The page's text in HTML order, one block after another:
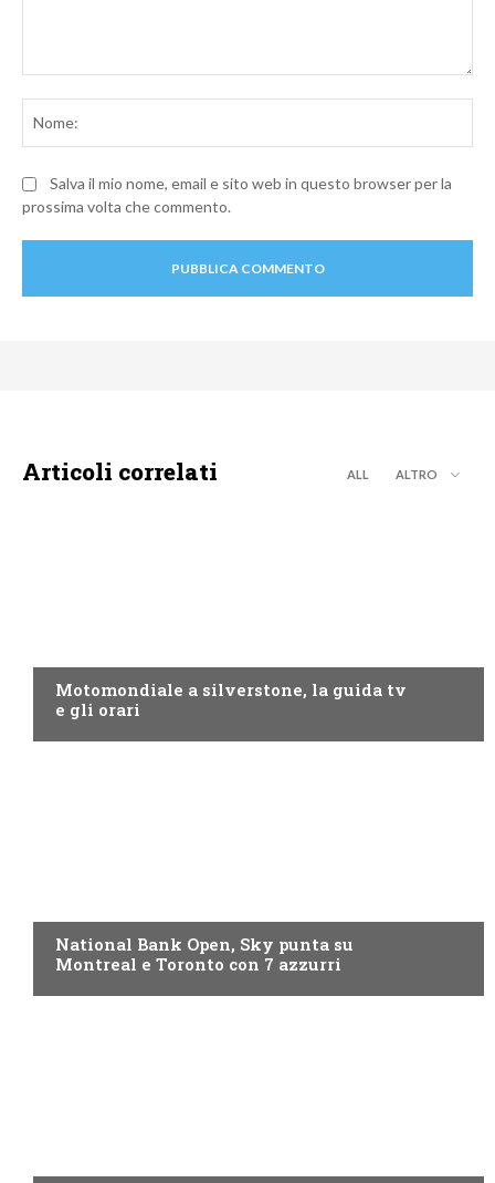
Salva il mio nome, email e sito web in questo browser per la
prossima volta che commento.
Articoli correlati ALL ALTRO
Motomondiale a silverstone, la guida tv
e gli orari
National Bank Open, Sky punta su
Montreal e Toronto con 7 azzurri